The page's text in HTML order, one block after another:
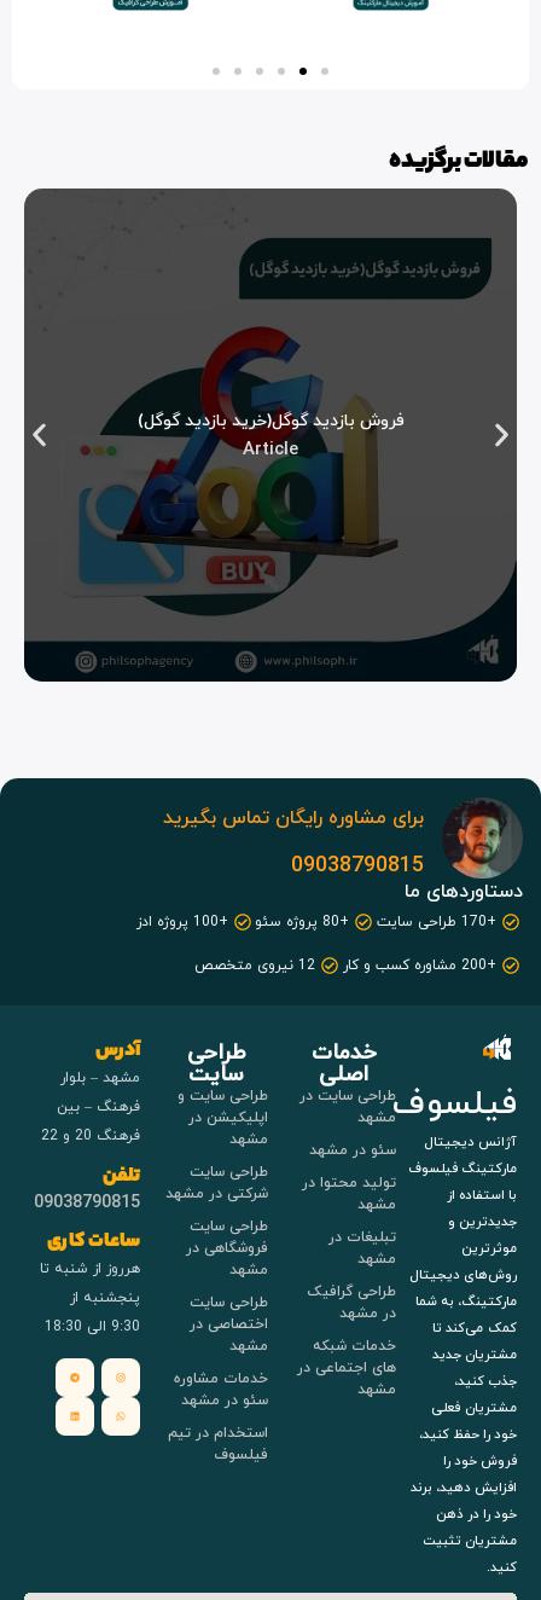
مقالات برگزیده
فروش بازدید گوگل(خرید بازدید گوگل)
Article
برای مشاوره رایگان تماس بگیرید
09038790815
دستاوردهای ما
+170 طراحی سایت +80 پروژه سئو
+100 پروژه ادز
+200 مشاوره کسب و کار
12 نیروی متخصص
فیلسوف
آژانس دیجیتال
مارکتینگ فیلسوف
با استفاده از
جدیدترین و
موثرترین
روش‌های دیجیتال
مارکتینگ، به شما
کمک می‌کند تا
مشتریان جدید
جذب کنید،
مشتریان فعلی
خود را حفظ کنید،
فروش خود را
افزایش دهید، برند
خود را در ذهن
مشتریان تثبیت
کنید.
خدمات
اصلی
طراحی سایت در
مشهد
سئو در مشهد
تولید محتوا در
مشهد
تبلیغات در
مشهد
طراحی گرافیک
در مشهد
خدمات شبکه
های اجتماعی در
مشهد
طراحی
سایت
طراحی سایت و
اپلیکیشن در
مشهد
طراحی سایت
شرکتی در مشهد
طراحی سایت
فروشگاهی در
مشهد
طراحی سایت
اختصاصی در
مشهد
خدمات مشاوره
سئو در مشهد
استخدام در تیم
فیلسوف
آدرس
مشهد – بلوار
فرهنگ – بین
فرهنگ 20 و 22
تلفن
09038790815
ساعات کاری
هرروز از شنبه تا
پنجشنبه از
9:30 الی 18:30